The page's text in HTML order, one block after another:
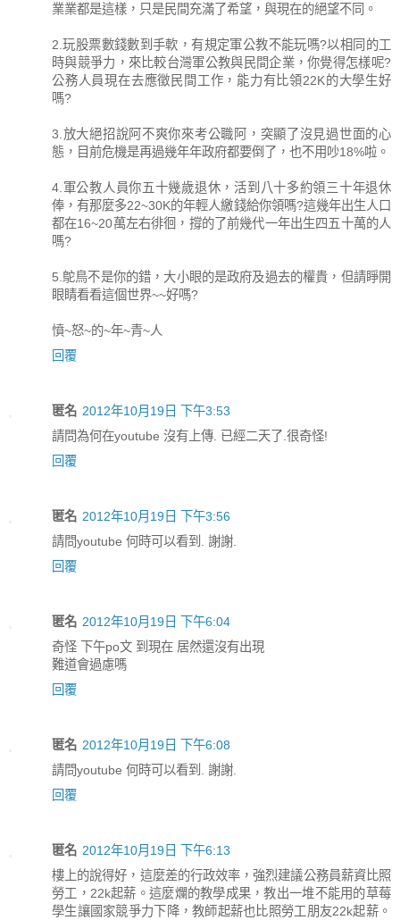
業業都是這樣，只是民間充滿了希望，與現在的絕望不同。
2.玩股票數錢數到手軟，有規定軍公教不能玩嗎?以相同的工
時與競爭力，來比較台灣軍公教與民間企業，你覺得怎樣呢?
公務人員現在去應徵民間工作，能力有比領22K的大學生好
嗎?
3.放大絕招說阿不爽你來考公職阿，突顯了沒見過世面的心
態，目前危機是再過幾年年政府都要倒了，也不用吵18%啦。
4.軍公教人員你五十幾歲退休，活到八十多約領三十年退休
俸，有那麼多22~30K的年輕人繳錢給你領嗎?這幾年出生人口
都在16~20萬左右徘徊，撐的了前幾代一年出生四五十萬的人
嗎?
5.鴕鳥不是你的錯，大小眼的是政府及過去的權貴，但請睜開
眼睛看看這個世界~~好嗎?
憤~怒~的~年~青~人
回覆
匿名 2012年10月19日 下午3:53
請問為何在youtube 沒有上傳. 已經二天了.很奇怪!
回覆
匿名 2012年10月19日 下午3:56
請問youtube 何時可以看到. 謝謝.
回覆
匿名 2012年10月19日 下午6:04
奇怪 下午po文 到現在 居然還沒有出現
難道會過慮嗎
回覆
匿名 2012年10月19日 下午6:08
請問youtube 何時可以看到. 謝謝.
回覆
匿名 2012年10月19日 下午6:13
樓上的說得好，這麼差的行政效率，強烈建議公務員薪資比照
勞工，22k起薪。這麼爛的教學成果，教出一堆不能用的草莓
學生讓國家競爭力下降，教師起薪也比照勞工朋友22k起薪。